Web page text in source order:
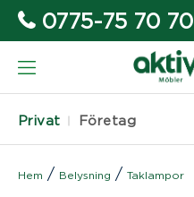
0775-75 70 70
Privat Företag
Hem / Belysning / Taklampor